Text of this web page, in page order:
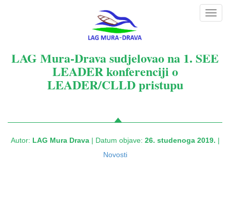
LAG Mura-Drava sudjelovao na 1. SEE
LEADER konferenciji o
LEADER/CLLD pristupu
Autor: LAG Mura Drava| Datum objave: 26. studenoga 2019. |
Novosti